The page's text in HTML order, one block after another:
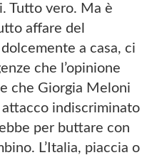
Tutto vero. Ma è
affare del
a casa, ci
che l’opinione
che Giorgia Meloni
indiscriminato
per buttare con
L’Italia, piaccia o